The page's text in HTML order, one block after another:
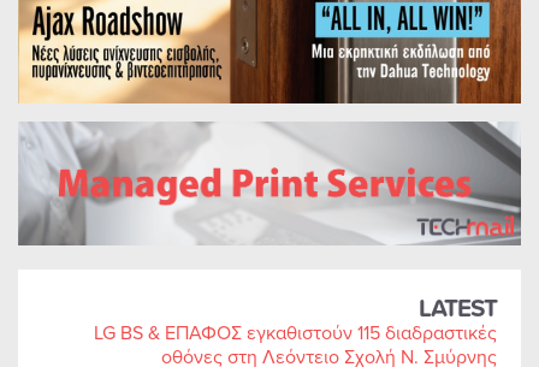
LATEST
LG BS & ΕΠΑΦΟΣ εγκαθιστούν 115 διαδραστικές
οθόνες στη Λεόντειο Σχολή Ν. Σμύρνης